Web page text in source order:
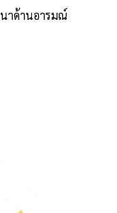
าด้านอารมณ์